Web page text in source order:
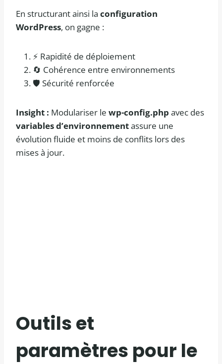
En structurant ainsi la configuration
WordPress, on gagne :
⚡ Rapidité de déploiement
🔄 Cohérence entre environnements
🛡️ Sécurité renforcée
Insight : Modulariser le wp-config.php avec des
variables d’environnementassure une
évolution fluide et moins de conflits lors des
mises à jour.
Outils et
paramètres pour le